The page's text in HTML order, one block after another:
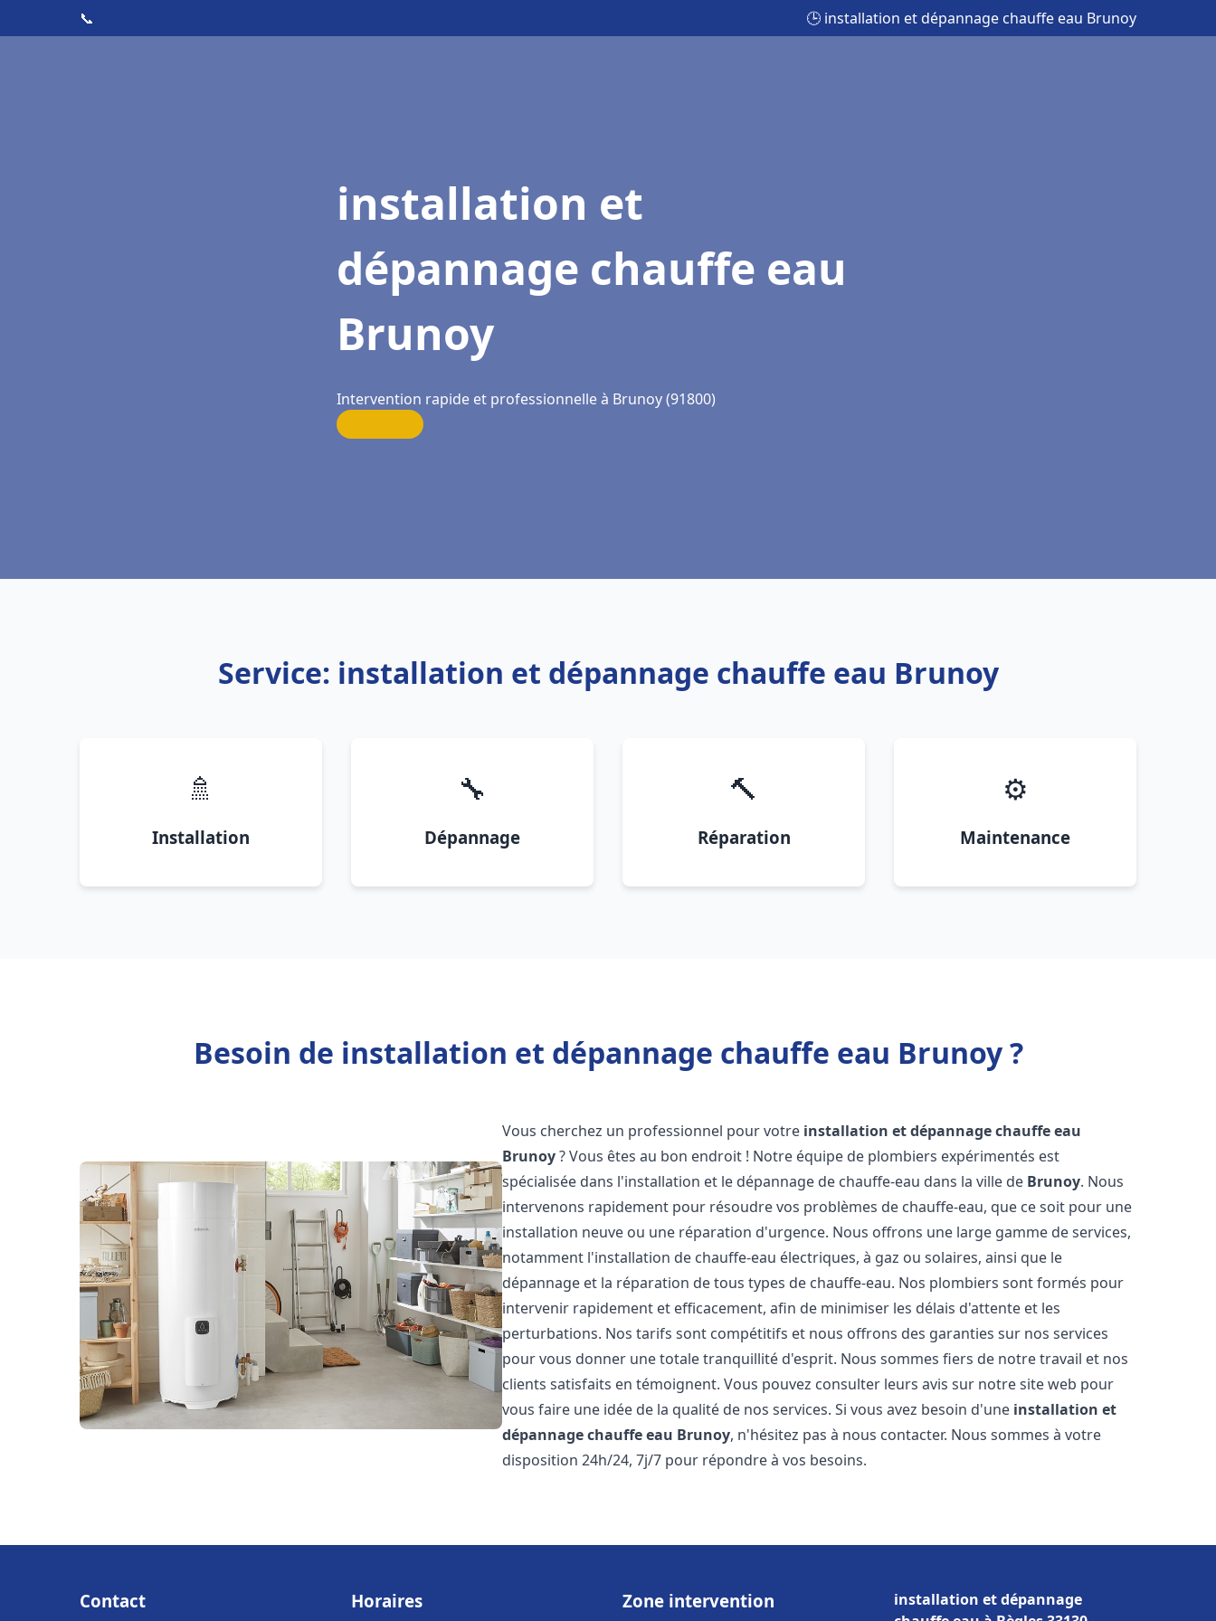
📞 🕒 installation et dépannage chauffe eau Brunoy
installation et
dépannage chauffe eau
Brunoy
Intervention rapide et professionnelle à Brunoy (91800)
Service: installation et dépannage chauffe eau Brunoy
🚿
Installation
🔧
Dépannage
🔨
Réparation
⚙️
Maintenance
Besoin de installation et dépannage chauffe eau Brunoy ?
Vous cherchez un professionnel pour votre installation et dépannage chauffe eau
Brunoy? Vous êtes au bon endroit ! Notre équipe de plombiers expérimentés est
spécialisée dans l'installation et le dépannage de chauffe-eau dans la ville de Brunoy. Nous
intervenons rapidement pour résoudre vos problèmes de chauffe-eau, que ce soit pour une
installation neuve ou une réparation d'urgence. Nous offrons une large gamme de services,
notamment l'installation de chauffe-eau électriques, à gaz ou solaires, ainsi que le
dépannage et la réparation de tous types de chauffe-eau. Nos plombiers sont formés pour
intervenir rapidement et efficacement, afin de minimiser les délais d'attente et les
perturbations. Nos tarifs sont compétitifs et nous offrons des garanties sur nos services
pour vous donner une totale tranquillité d'esprit. Nous sommes fiers de notre travail et nos
clients satisfaits en témoignent. Vous pouvez consulter leurs avis sur notre site web pour
vous faire une idée de la qualité de nos services. Si vous avez besoin d'une installation et
dépannage chauffe eau Brunoy, n'hésitez pas à nous contacter. Nous sommes à votre
disposition 24h/24, 7j/7 pour répondre à vos besoins.
Contact Horaires Zone intervention
installation et dépannage